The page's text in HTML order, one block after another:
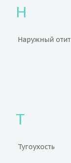
Н
Наружный отит
Т
Тугоухость